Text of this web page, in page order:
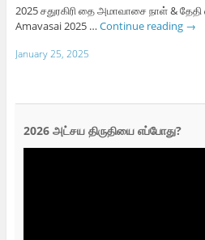
2025 சதுரகிரி தை அமாவாசை நாள் &
Amavasai 2025 … Continue reading →
January 25, 2025
2026 அட்சய திருதியை எப்போது?